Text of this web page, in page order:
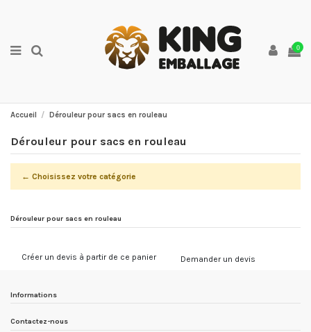
0
Accueil Dérouleur pour sacs en rouleau
Dérouleur pour sacs en rouleau
← Choisissez votre catégorie
Dérouleur pour sacs en rouleau
Créer un devis à partir de ce panier Demander un devis
Informations
Contactez-nous